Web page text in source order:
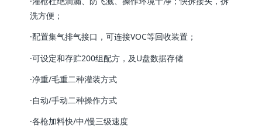
洗方便；
·配置集气排气接口，可连接VOC等回收装置；
·可设定和存贮200组配方，及U盘数据存储
·净重/毛重二种灌装方式
·自动/手动二种操作方式
·各枪加料快/中/慢三级速度